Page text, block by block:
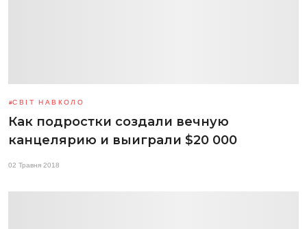
СВІТ НАВКОЛО
Как подростки создали вечную
канцелярию и выиграли $20 000
02 Травня 2018